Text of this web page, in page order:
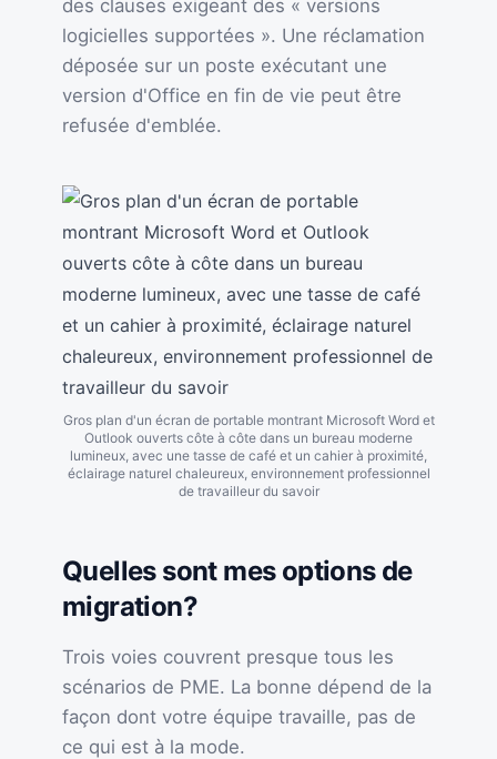
des clauses exigeant des « versions
logicielles supportées ». Une réclamation
déposée sur un poste exécutant une
version d'Office en fin de vie peut être
refusée d'emblée.
Gros plan d'un écran de portable montrant Microsoft Word et
Outlook ouverts côte à côte dans un bureau moderne
lumineux, avec une tasse de café et un cahier à proximité,
éclairage naturel chaleureux, environnement professionnel
de travailleur du savoir
Quelles sont mes options de
migration?
Trois voies couvrent presque tous les
scénarios de PME. La bonne dépend de la
façon dont votre équipe travaille, pas de
ce qui est à la mode.